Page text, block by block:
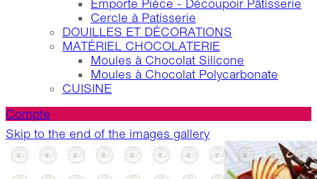
Emporte Pièce - Découpoir Pâtisserie
Cercle à Patisserie
DOUILLES ET DÉCORATIONS
MATÉRIEL CHOCOLATERIE
Moules à Chocolat Silicone
Moules à Chocolat Polycarbonate
CUISINE
Compte
Skip to the end of the images gallery